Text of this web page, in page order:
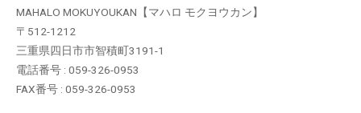
MAHALO MOKUYOUKAN【マハロ モクヨウカン】
〒512-1212
三重県四日市市智積町3191-1
電話番号 : 059-326-0953
FAX番号 : 059-326-0953